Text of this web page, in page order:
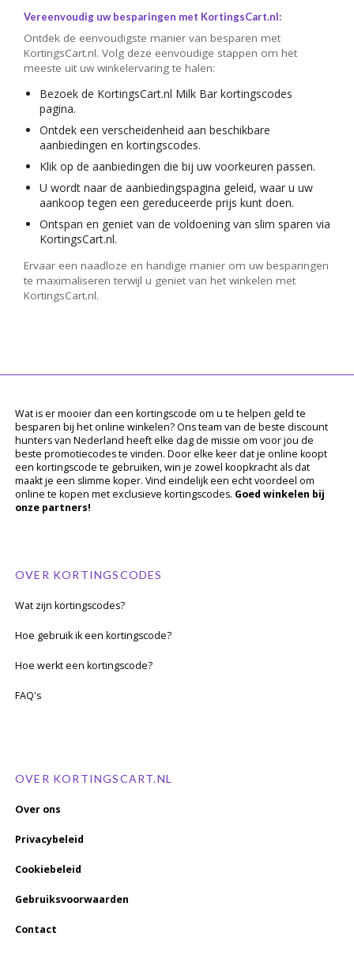
Vereenvoudig uw besparingen met KortingsCart.nl:
Ontdek de eenvoudigste manier van besparen met
KortingsCart.nl. Volg deze eenvoudige stappen om het
meeste uit uw winkelervaring te halen:
Bezoek de KortingsCart.nl Milk Bar kortingscodes
pagina.
Ontdek een verscheidenheid aan beschikbare
aanbiedingen en kortingscodes.
Klik op de aanbiedingen die bij uw voorkeuren passen.
U wordt naar de aanbiedingspagina geleid, waar u uw
aankoop tegen een gereduceerde prijs kunt doen.
Ontspan en geniet van de voldoening van slim sparen via
KortingsCart.nl.
Ervaar een naadloze en handige manier om uw besparingen
te maximaliseren terwijl u geniet van het winkelen met
KortingsCart.nl.
Wat is er mooier dan een kortingscode om u te helpen geld te
besparen bij het online winkelen? Ons team van de beste discount
hunters van Nederland heeft elke dag de missie om voor jou de
beste promotiecodes te vinden. Door elke keer dat je online koopt
een kortingscode te gebruiken, win je zowel koopkracht als dat
maakt je een slimme koper. Vind eindelijk een echt voordeel om
online te kopen met exclusieve kortingscodes. Goed winkelen bij
onze partners!
OVER KORTINGSCODES
Wat zijn kortingscodes?
Hoe gebruik ik een kortingscode?
Hoe werkt een kortingscode?
FAQ's
OVER KORTINGSCART.NL
Over ons
Privacybeleid
Cookiebeleid
Gebruiksvoorwaarden
Contact